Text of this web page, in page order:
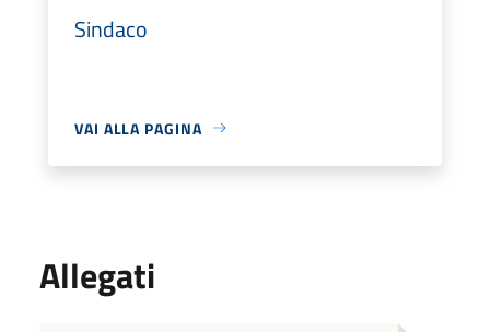
Sindaco
VAI ALLA PAGINA
Allegati